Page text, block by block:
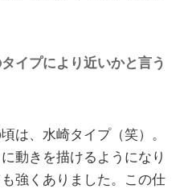
イプにより近いかと言う
は、水崎タイプ（笑）。
動きを描けるようになり
強くありました。この仕